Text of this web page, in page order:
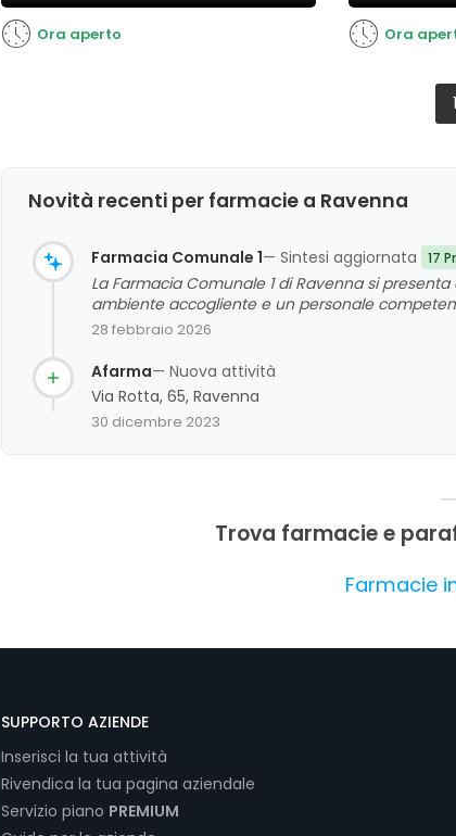
Ora aperto Ora
1
Novità recenti per farmacie a Ravenna
Farmacia Comunale 1— Sintesi aggiornata 17
La Farmacia Comunale 1 di Ravenna si
ambiente accogliente e un personale
servizi offerti come il CUP e l'efficienza nel
evidenzia una valutazione complessiva
28 febbraio 2026
Afarma— Nuova attività
Via Rotta, 65, Ravenna
30 dicembre 2023
Trova farmacie e
Farmacie
SUPPORTO AZIENDE
Inserisci la tua attività
Rivendica la tua pagina aziendale
Servizio piano PREMIUM